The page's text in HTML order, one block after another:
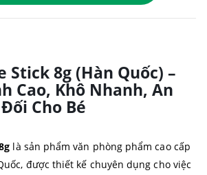
Stick 8g (Hàn Quốc) –
Cao, Khô Nhanh, An
Cho Bé
là sản phẩm văn phòng phẩm cao cấp
được thiết kế chuyên dụng cho việc